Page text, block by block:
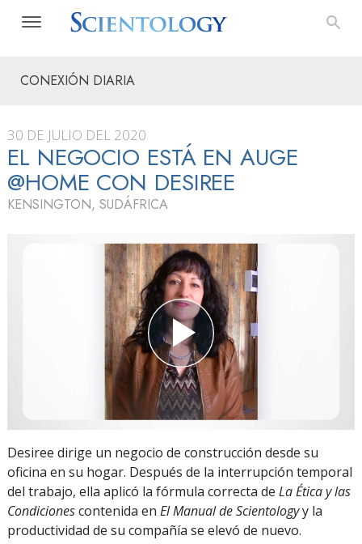
CONEXIÓN DIARIA
30 DE JULIO DEL 2020
EL NEGOCIO ESTÁ EN AUGE
@HOME CON DESIREE
KENSINGTON, SUDÁFRICA
Desiree dirige un negocio de construcción desde su
oficina en su hogar. Después de la interrupción temporal
del trabajo, ella aplicó la fórmula correcta de La Ética y las
Condicionescontenida en El Manual de Scientologyy la
productividad de su compañía se elevó de nuevo.